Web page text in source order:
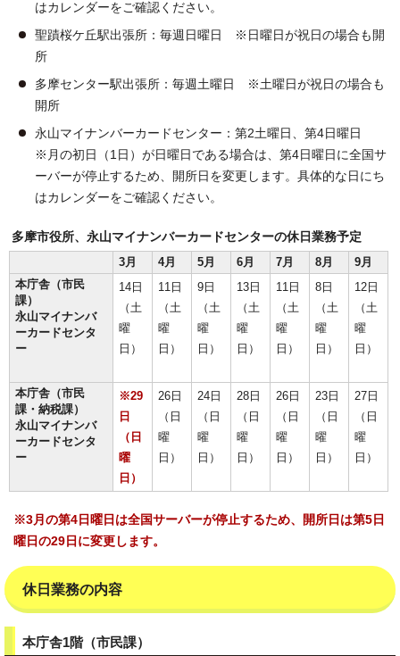
はカレンダーをご確認ください。
聖蹟桜ケ丘駅出張所：毎週日曜日 ※日曜日が祝日の場合も開
所
多摩センター駅出張所：毎週土曜日 ※土曜日が祝日の場合も
開所
永山マイナンバーカードセンター：第2土曜日、第4日曜日
※月の初日（1日）が日曜日である場合は、第4日曜日に全国サ
ーバーが停止するため、開所日を変更します。具体的な日にち
はカレンダーをご確認ください。
多摩市役所、永山マイナンバーカードセンターの休日業務予定
3月
4月 5月 6月 7月 8月
9月
本庁舎（市民
課）
永山マイナンバ
ーカードセンタ
ー
14日
（土
曜
日）
11日
（土
曜
日）
9日
（土
曜
日）
13日
（土
曜
日）
11日
（土
曜
日）
8日
（土
曜
日）
12日
（土
曜
日）
本庁舎（市民
課・納税課）
永山マイナンバ
ーカードセンタ
ー
※29
日
（日
曜
日）
26日
（日
曜
日）
24日
（日
曜
日）
28日
（日
曜
日）
26日
（日
曜
日）
23日
（日
曜
日）
27日
（日
曜
日）
※3月の第4日曜日は全国サーバーが停止するため、開所日は第5日
曜日の29日に変更します。
休日業務の内容
本庁舎1階（市民課）